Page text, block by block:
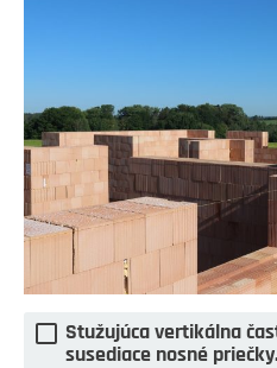
Stužujúca vertikálna
susediace nosné priečky.